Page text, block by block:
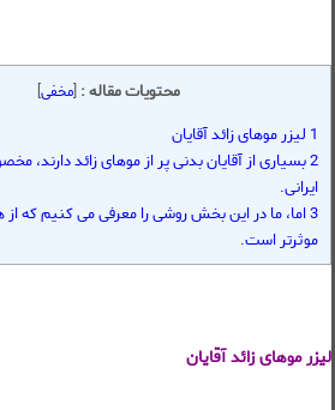
محتویات مقاله : [مخفی]
1 لیزر موهای زائد آقایان
2 بسیاری از آقایان بدنی پر از موهای زائد دارند،
ایرانی.
3 اما، ما در این بخش روشی را معرفی می کنیم که از
موثرتر است.
لیزر موهای زائد آقایان